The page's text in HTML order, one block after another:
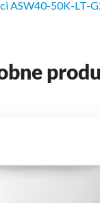
ASW40-50K-LT-